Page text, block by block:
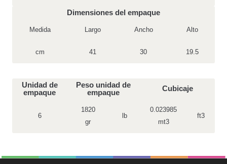
Dimensiones del empaque
Medida Largo Ancho Alto
cm 41 30 19.5
Unidad de
empaque
Peso unidad de
empaque
Cubicaje
6
1820
gr
lb
0.023985
mt3
ft3